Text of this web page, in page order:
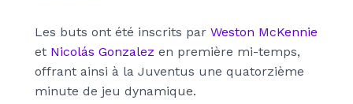
Les buts ont été inscrits par Weston McKennie
et Nicolás Gonzalez en première mi-temps,
offrant ainsi à la Juventus une quatorzième
minute de jeu dynamique.